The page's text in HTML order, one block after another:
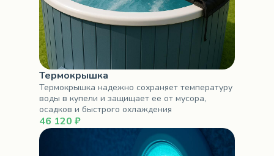
Термокрышка
Термокрышка надежно сохраняет температуру
воды в купели и защищает ее от мусора,
осадков и быстрого охлаждения
46 120 ₽